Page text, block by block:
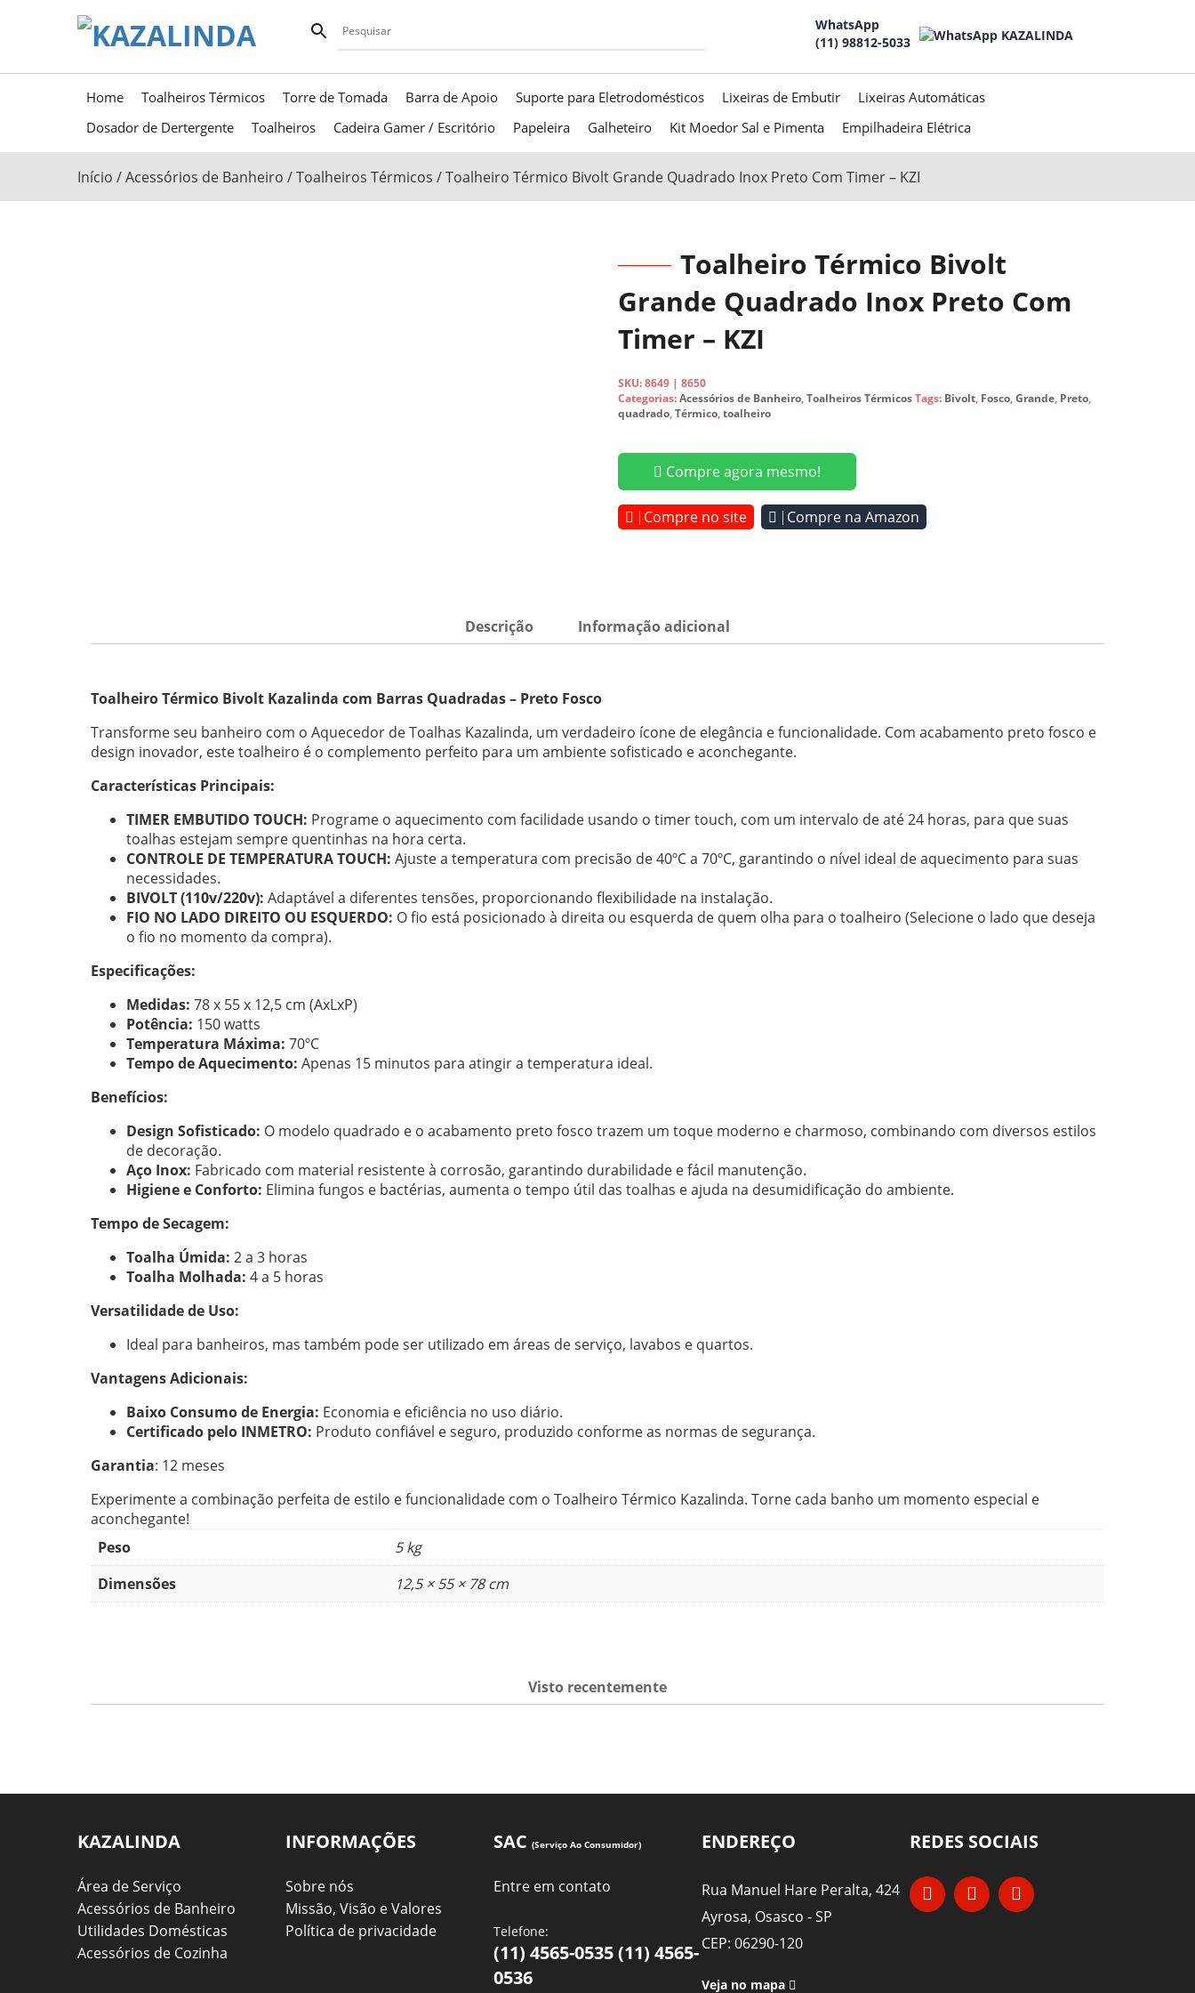
WhatsApp
(11) 98812-5033
Home Toalheiros Térmicos Torre de Tomada Barra de Apoio Suporte para Eletrodomésticos Lixeiras de Embutir
Lixeiras Automáticas
Dosador de Dertergente
Toalheiros Cadeira Gamer / Escritório Papeleira Galheteiro Kit Moedor Sal e Pimenta Empilhadeira Elétrica
Início /Acessórios de Banheiro /Toalheiros Térmicos / Toalheiro Térmico Bivolt Grande Quadrado Inox Preto Com Timer – KZI
Toalheiro Térmico Bivolt
Grande Quadrado Inox Preto Com
Timer – KZI
SKU:8649 | 8650
Categorias:Acessórios de Banheiro,Toalheiros TérmicosTags: Bivolt, Fosco,Grande, Preto,
quadrado,Térmico,toalheiro
Compre agora mesmo!
Compre no site Compre na Amazon
Descrição Informação adicional
Toalheiro Térmico Bivolt Kazalinda com Barras Quadradas – Preto Fosco
Transforme seu banheiro com o Aquecedor de Toalhas Kazalinda, um verdadeiro ícone de elegância e funcionalidade. Com acabamento preto fosco e
design inovador, este toalheiro é o complemento perfeito para um ambiente sofisticado e aconchegante.
Características Principais:
TIMER EMBUTIDO TOUCH: Programe o aquecimento com facilidade usando o timer touch, com um intervalo de até 24 horas, para que suas
toalhas estejam sempre quentinhas na hora certa.
CONTROLE DE TEMPERATURA TOUCH: Ajuste a temperatura com precisão de 40ºC a 70ºC, garantindo o nível ideal de aquecimento para suas
necessidades.
BIVOLT (110v/220v): Adaptável a diferentes tensões, proporcionando flexibilidade na instalação.
FIO NO LADO DIREITO OU ESQUERDO: O fio está posicionado à direita ou esquerda de quem olha para o toalheiro (Selecione o lado que deseja
o fio no momento da compra).
Especificações:
Medidas: 78 x 55 x 12,5 cm (AxLxP)
Potência: 150 watts
Temperatura Máxima: 70ºC
Tempo de Aquecimento: Apenas 15 minutos para atingir a temperatura ideal.
Benefícios:
Design Sofisticado: O modelo quadrado e o acabamento preto fosco trazem um toque moderno e charmoso, combinando com diversos estilos
de decoração.
Aço Inox: Fabricado com material resistente à corrosão, garantindo durabilidade e fácil manutenção.
Higiene e Conforto: Elimina fungos e bactérias, aumenta o tempo útil das toalhas e ajuda na desumidificação do ambiente.
Tempo de Secagem:
Toalha Úmida: 2 a 3 horas
Toalha Molhada: 4 a 5 horas
Versatilidade de Uso:
Ideal para banheiros, mas também pode ser utilizado em áreas de serviço, lavabos e quartos.
Vantagens Adicionais:
Baixo Consumo de Energia: Economia e eficiência no uso diário.
Certificado pelo INMETRO: Produto confiável e seguro, produzido conforme as normas de segurança.
Garantia: 12 meses
Experimente a combinação perfeita de estilo e funcionalidade com o Toalheiro Térmico Kazalinda. Torne cada banho um momento especial e
aconchegante!
Peso
5 kg
Dimensões
12,5 × 55 × 78 cm
Visto recentemente
KAZALINDA
Área de Serviço
Acessórios de Banheiro
Utilidades Domésticas
Acessórios de Cozinha
INFORMAÇÕES
Sobre nós
Missão, Visão e Valores
Política de privacidade
SAC (Serviço Ao Consumidor)
Entre em contato
Telefone:
(11) 4565-0535 (11) 4565-
0536
ENDEREÇO
Rua Manuel Hare Peralta, 424
Ayrosa, Osasco - SP
CEP: 06290-120
Veja no mapa
REDES SOCIAIS